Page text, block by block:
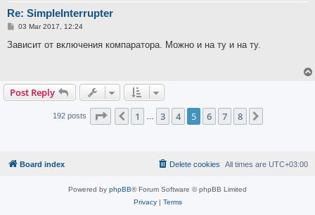
Re: SimpleInterrupter
P
s
03 Mar 2017, 12:24
Зависит от включения компаратора. Можно и на ту и на ту.
Post Reply
192 posts Page of8
Previous
1 … 3 4 5 6 7 8
Board index All times are UTC+03:00
Delete cookies
Powered by phpBB® Forum Software © phpBB Limited
Privacy| Terms